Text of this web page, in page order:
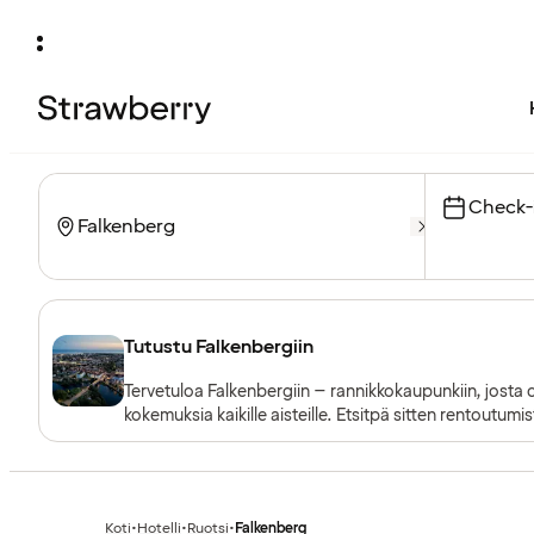
Tutustu Falkenbergiin
Tervetuloa Falkenbergiin – rannikkokaupunkiin,
kokemuksia kaikille aisteille. Etsitpä sitten
lomailet ympäri vuoden.
Koti•Hotelli•Ruotsi•Falkenberg